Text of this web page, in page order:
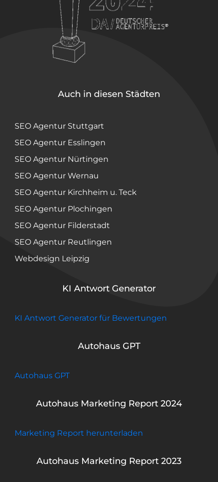
Auch in diesen Städten
SEO Agentur Stuttgart
SEO Agentur Esslingen
SEO Agentur Nürtingen
SEO Agentur Wernau
SEO Agentur Kirchheim u. Teck
SEO Agentur Plochingen
SEO Agentur Filderstadt
SEO Agentur Reutlingen
Webdesign Leipzig
KI Antwort Generator
KI Antwort Generator für Bewertungen
Autohaus GPT
Autohaus GPT
Autohaus Marketing Report 2024
Marketing Report herunterladen
Autohaus Marketing Report 2023